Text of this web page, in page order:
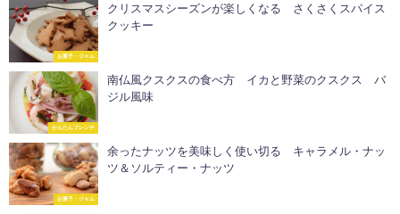
お菓子・ジャム
クリスマスシーズンが楽しくなる さくさくスパイス
クッキー
かんたんフレンチ
南仏風クスクスの食べ方 イカと野菜のクスクス バ
ジル風味
お菓子・ジャム
余ったナッツを美味しく使い切る キャラメル・ナッ
ツ＆ソルティー・ナッツ